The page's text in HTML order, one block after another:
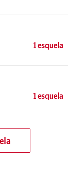
1 esquela
1 esquela